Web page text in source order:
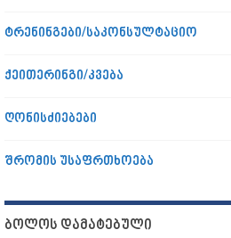
ტრენინგები/საკონსულტაციო
ქეითერინგი/კვება
ღონისძიებები
შრომის უსაფრთხოება
ᲑᲝᲚᲝᲡ ᲓᲐᲛᲐᲢᲔᲑᲣᲚᲘ